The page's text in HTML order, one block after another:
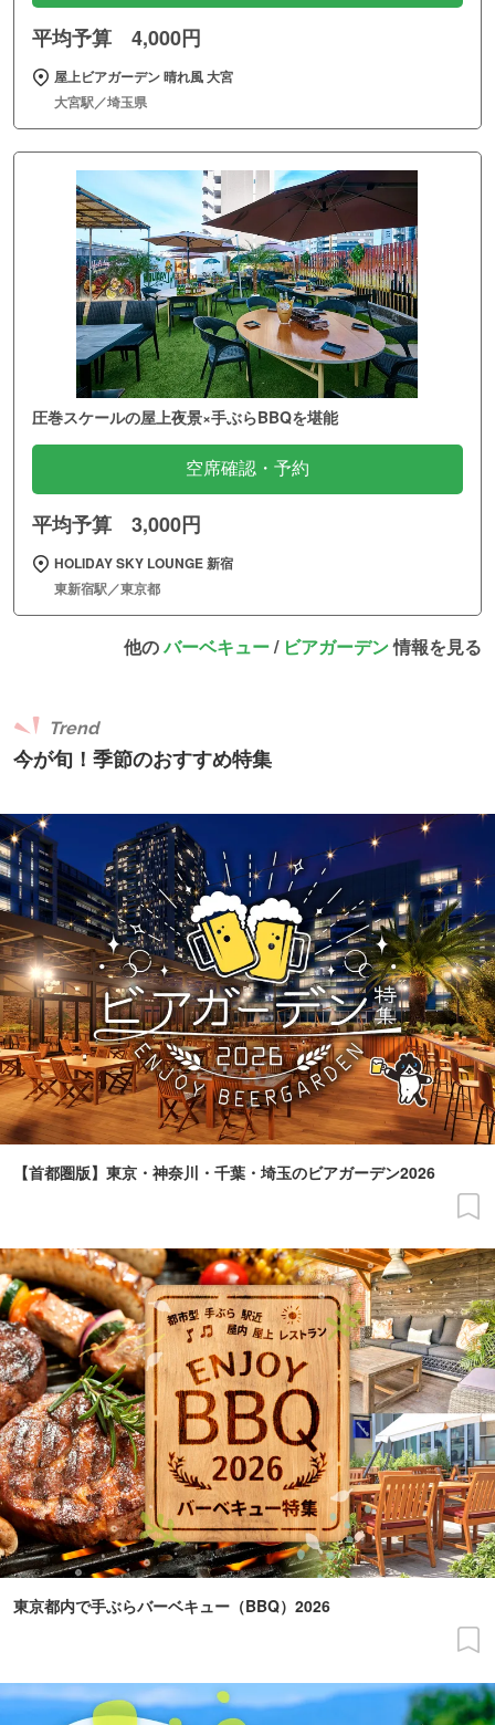
平均予算 4,000円
屋上ビアガーデン 晴れ風 大宮
大宮駅／埼玉県
圧巻スケールの屋上夜景×手ぶらBBQを堪能
空席確認・予約
平均予算 3,000円
HOLIDAY SKY LOUNGE 新宿
東新宿駅／東京都
他のバーベキュー/ ビアガーデン情報を見る
今が旬！季節のおすすめ特集
Trend
【首都圏版】東京・神奈川・千葉・埼玉のビアガーデン2026
東京都内で手ぶらバーベキュー（BBQ）2026